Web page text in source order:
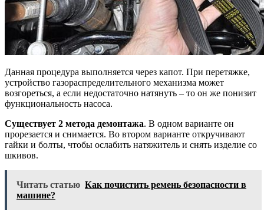
Данная процедура выполняется через капот. При перетяжке,
устройство газораспределительного механизма может
возгореться, а если недостаточно натянуть – то он же понизит
функциональность насоса.
Существует 2 метода демонтажа. В одном варианте он
прорезается и снимается. Во втором варианте откручивают
гайки и болты, чтобы ослабить натяжитель и снять изделие со
шкивов.
Читать статью Как почистить ремень безопасности в
машине?